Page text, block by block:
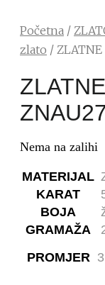
Početna /
zlato / ZLATNE
Nema na zalihi
MATERIJAL
KARAT
BOJA
GRAMAŽA
PROMJER